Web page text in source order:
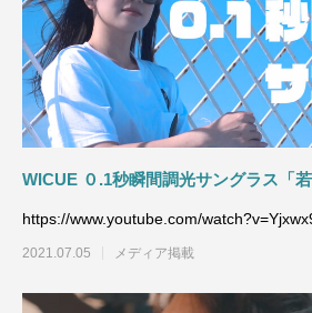
WICUE ０.1秒瞬間調光サングラス「若
https://www.youtube.com/
2021.07.05 メディア掲載